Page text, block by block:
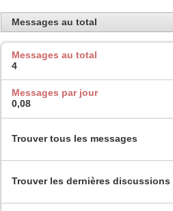
Messages au total
Messages au total
4
Messages par jour
0,08
Trouver tous les messages
Trouver les dernières discussions